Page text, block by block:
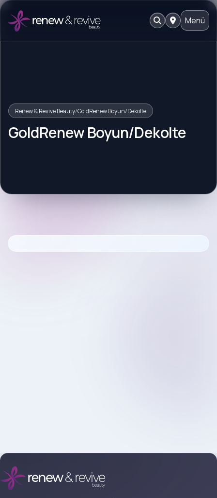
Menü
Renew & Revive Beauty/GoldRenew Boyun/Dekolte
GoldRenew Boyun/Dekolte